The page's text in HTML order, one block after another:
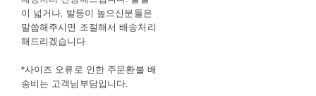
이 넓거나, 발등이 높으신분들은
말씀해주시면 조절해서 배송처리
해드리겠습니다.
*사이즈 오류로 인한 주문환불 배
송비는 고객님부담입니다.